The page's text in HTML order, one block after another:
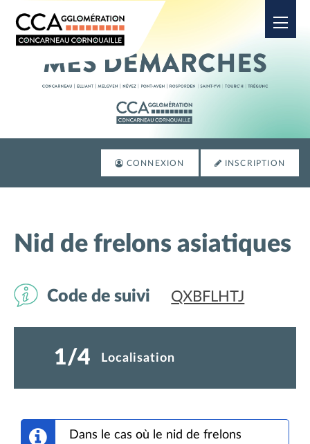
CONNEXION INSCRIPTION
Nid de frelons asiatiques
Code de suivi QXBFLHTJ
1 4 Localisation(étape courante)
Dans le cas où le nid de frelons